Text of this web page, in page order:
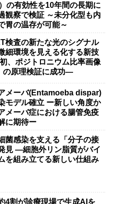
の有効性を10年間の長期に
観察で検証 ～未分化型も内
胃の温存が可能～
検査の新たな光のシグナル
細環境を見える化する新技
、ポジトロニウム比率画像
の原理検証に成功―
メーバ(Entamoeba dispar)
モデル確立 ー新しい角度か
メーバ症における腸管免疫
に期待ー
菌感染を支える「分子の接
見 ―細胞外リン脂質がバイ
を組み立てる新しい仕組み
4割が診療現場で生成AIを